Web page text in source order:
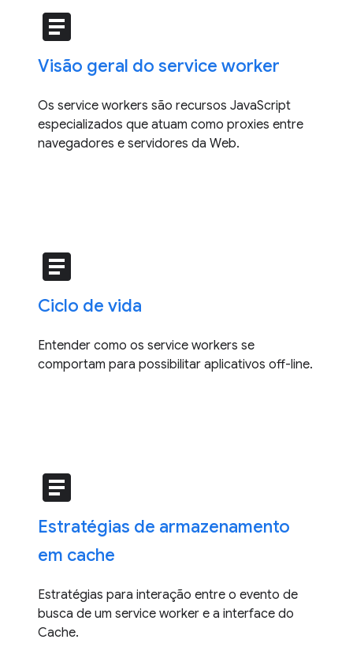
article
Visão geral do service worker
Os service workers são recursos JavaScript
especializados que atuam como proxies entre
navegadores e servidores da Web.
article
Ciclo de vida
Entender como os service workers se
comportam para possibilitar aplicativos off-line.
article
Estratégias de armazenamento
em cache
Estratégias para interação entre o evento de
busca de um service worker e a interface do
Cache.